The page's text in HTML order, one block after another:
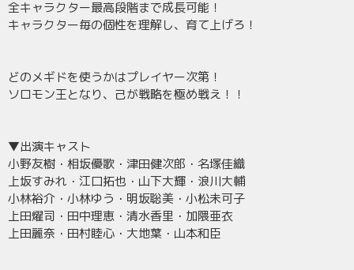
全キャラクター最高段階まで成長可能！
キャラクター毎の個性を理解し、育て上げろ！
どのメギドを使うかはプレイヤー次第！
ソロモン王となり、己が戦略を極め戦え！！
▼出演キャスト
小野友樹・相坂優歌・津田健次郎・名塚佳織
上坂すみれ・江口拓也・山下大輝・浪川大輔
小林裕介・小林ゆう・明坂聡美・小松未可子
上田燿司・田中理恵・清水香里・加隈亜衣
上田麗奈・田村睦心・大地葉・山本和臣